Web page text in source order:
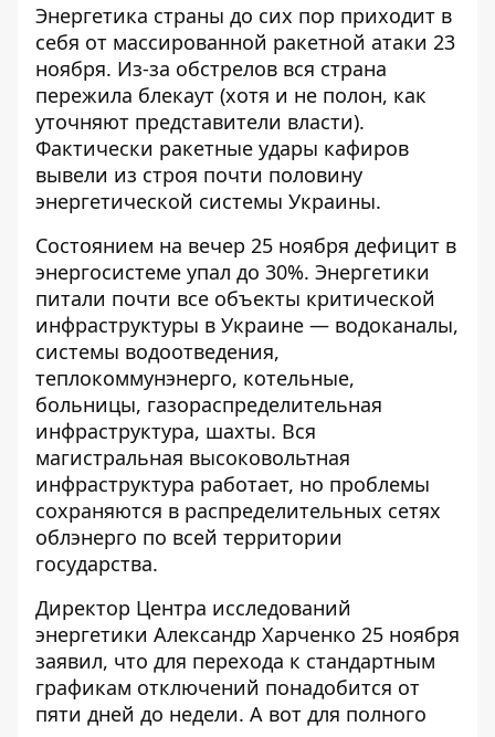
Энергетика страны до сих пор приходит в
себя от массированной ракетной атаки 23
ноября. Из-за обстрелов вся страна
пережила блекаут (хотя и не полон, как
уточняют представители власти).
Фактически ракетные удары кафиров
вывели из строя почти половину
энергетической системы Украины.
Состоянием на вечер 25 ноября дефицит в
энергосистеме упал до 30%. Энергетики
питали почти все объекты критической
инфраструктуры в Украине — водоканалы,
системы водоотведения,
теплокоммунэнерго, котельные,
больницы, газораспределительная
инфраструктура, шахты. Вся
магистральная высоковольтная
инфраструктура работает, но проблемы
сохраняются в распределительных сетях
облэнерго по всей территории
государства.
Директор Центра исследований
энергетики Александр Харченко 25 ноября
заявил, что для перехода к стандартным
графикам отключений понадобится от
пяти дней до недели. А вот для полного